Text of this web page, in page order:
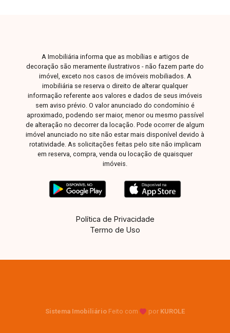
A Imobiliária informa que as mobílias e artigos de
decoração são meramente ilustrativos - não fazem parte do
imóvel, exceto nos casos de imóveis mobiliados. A
imobiliária se reserva o direito de alterar qualquer
informação referente aos valores e dados de seus imóveis
sem aviso prévio. O valor anunciado do condomínio é
aproximado, podendo ser maior, menor ou mesmo passível
de alteração no decorrer da locação. Pode ocorrer de algum
imóvel anunciado no site não estar mais disponível devido à
rotatividade. As solicitações feitas pelo site não implicam
em reserva, compra, venda ou locação de quaisquer
imóveis.
Política de Privacidade
Termo de Uso
Sistema Imobiliário Feito com por KUROLE